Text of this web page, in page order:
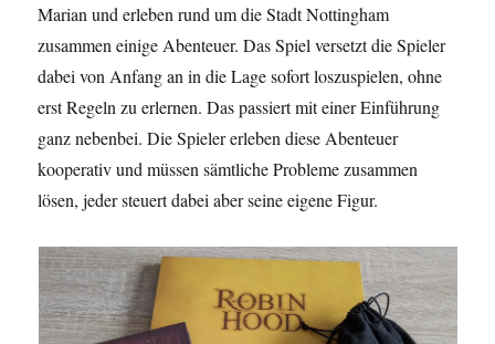
Marian und erleben rund um die Stadt Nottingham
zusammen einige Abenteuer. Das Spiel versetzt die Spieler
dabei von Anfang an in die Lage sofort loszuspielen, ohne
erst Regeln zu erlernen. Das passiert mit einer Einführung
ganz nebenbei. Die Spieler erleben diese Abenteuer
kooperativ und müssen sämtliche Probleme zusammen
lösen, jeder steuert dabei aber seine eigene Figur.